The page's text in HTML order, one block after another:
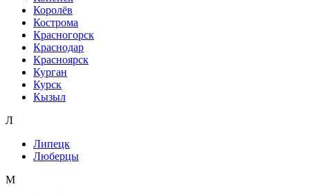
Королёв
Кострома
Красногорск
Краснодар
Красноярск
Курган
Курск
Кызыл
Л
Липецк
Люберцы
М